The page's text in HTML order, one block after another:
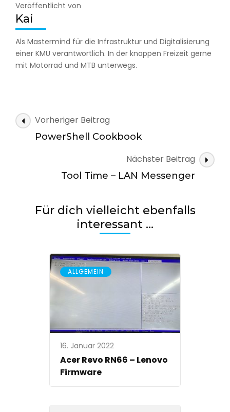
Veröffentlicht von
Kai
Als Mastermind für die Infrastruktur und Digitalisierung
einer KMU verantwortlich. In der knappen Freizeit gerne
mit Motorrad und MTB unterwegs.
Beitragsnavigation
Vorheriger Beitrag
PowerShell Cookbook
Nächster Beitrag
Tool Time – LAN Messenger
Für dich vielleicht ebenfalls
interessant …
ALLGEMEIN
16. Januar 2022
Acer Revo RN66 – Lenovo
Firmware